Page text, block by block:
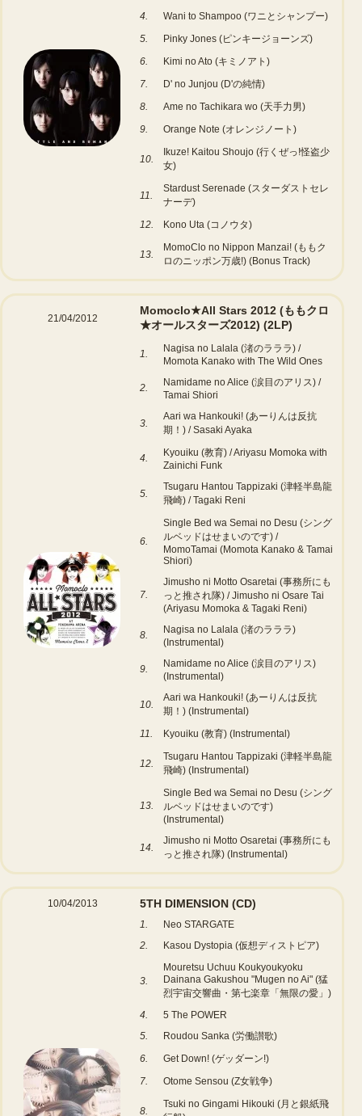
4.
Wani to Shampoo (ワニとシャンプー)
5.
Pinky Jones (ピンキージョーンズ)
6.
Kimi no Ato (キミノアト)
7.
D' no Junjou (D'の純情)
8.
Ame no Tachikara wo (天手力男)
9.
Orange Note (オレンジノート)
10.
Ikuze! Kaitou Shoujo (行くぜっ!怪盗少
女)
11.
Stardust Serenade (スターダストセレ
ナーデ)
12.
Kono Uta (コノウタ)
13.
MomoClo no Nippon Manzai! (ももク
ロのニッポン万歳!) (Bonus Track)
21/04/2012
Momoclo★All Stars 2012 (ももクロ
★オールスターズ2012) (2LP)
1.
Nagisa no Lalala (渚のラララ) /
Momota Kanako with The Wild Ones
2.
Namidame no Alice (涙目のアリス) /
Tamai Shiori
3.
Aari wa Hankouki! (あーりんは反抗
期！) / Sasaki Ayaka
4.
Kyouiku (教育) / Ariyasu Momoka with
Zainichi Funk
5.
Tsugaru Hantou Tappizaki (津軽半島龍
飛崎) / Tagaki Reni
6.
Single Bed wa Semai no Desu (シング
ルベッドはせまいのです) /
MomoTamai (Momota Kanako & Tamai
Shiori)
7.
Jimusho ni Motto Osaretai (事務所にも
っと推され隊) / Jimusho ni Osare Tai
(Ariyasu Momoka & Tagaki Reni)
8.
Nagisa no Lalala (渚のラララ)
(Instrumental)
9.
Namidame no Alice (涙目のアリス)
(Instrumental)
10.
Aari wa Hankouki! (あーりんは反抗
期！) (Instrumental)
11.
Kyouiku (教育) (Instrumental)
12.
Tsugaru Hantou Tappizaki (津軽半島龍
飛崎) (Instrumental)
13.
Single Bed wa Semai no Desu (シング
ルベッドはせまいのです)
(Instrumental)
14.
Jimusho ni Motto Osaretai (事務所にも
っと推され隊) (Instrumental)
10/04/2013 5TH DIMENSION (CD)
1.
Neo STARGATE
2.
Kasou Dystopia (仮想ディストピア)
3.
Mouretsu Uchuu Koukyoukyoku
Dainana Gakushou "Mugen no Ai" (猛
烈宇宙交響曲・第七楽章「無限の愛」)
4.
5 The POWER
5.
Roudou Sanka (労働讃歌)
6.
Get Down! (ゲッダーン!)
7.
Otome Sensou (Z女戦争)
8.
Tsuki no Gingami Hikouki (月と銀紙飛